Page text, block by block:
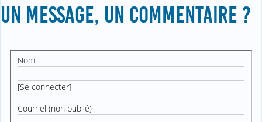
UN MESSAGE, UN COMMENTAIRE ?
Nom
[Se connecter]
Courriel (non publié)